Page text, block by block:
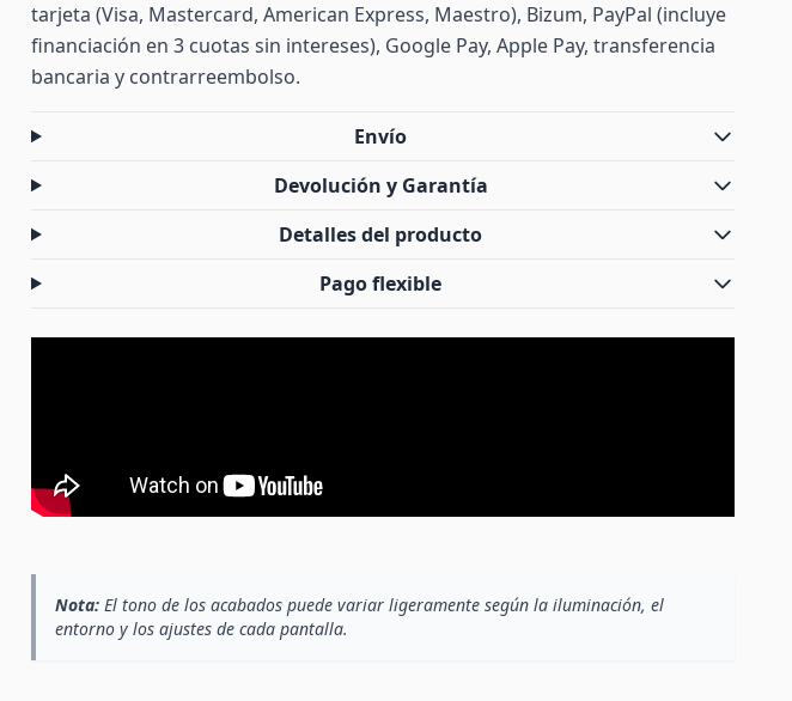
tarjeta (Visa, Mastercard, American Express, Maestro), Bizum, PayPal (incluye
financiación en 3 cuotas sin intereses), Google Pay, Apple Pay, transferencia
bancaria y contrarreembolso.
Envío
Devolución y Garantía
Detalles del producto
Pago flexible
Nota: El tono de los acabados puede variar ligeramente según la iluminación, el
entorno y los ajustes de cada pantalla.